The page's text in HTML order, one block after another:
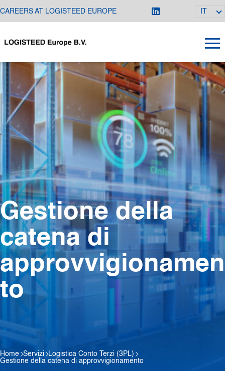
CAREERS AT LOGISTEED EUROPE
Gestione della
catena di
approvvigionamen
to
Home Servizi Logistica Conto Terzi (3PL)
Gestione della catena di approvvigionamento